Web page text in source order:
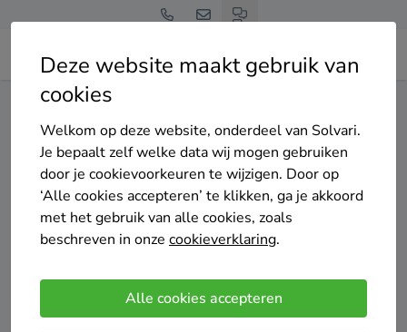
Deze website maakt gebruik van
cookies
Welkom op deze website, onderdeel van Solvari.
Je bepaalt zelf welke data wij mogen gebruiken
door je cookievoorkeuren te wijzigen. Door op
‘Alle cookies accepteren’ te klikken, ga je akkoord
met het gebruik van alle cookies, zoals
beschreven in onze cookieverklaring.
Alle cookies accepteren
Home Zonnepanelen
Gratis en vrijblijvend
Top 20 zonnepanelen
installateurs in Venlo
Vergelijk offertes